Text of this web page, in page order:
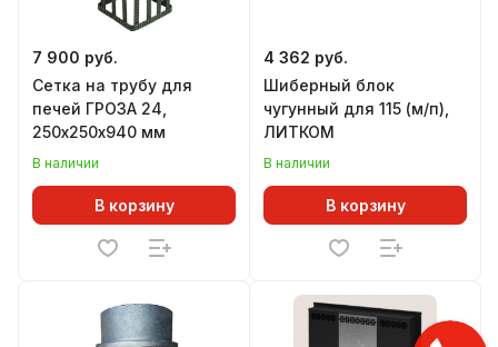
7 900 руб.
Сетка на трубу для
печей ГРОЗА 24,
250х250х940 мм
В наличии
В корзину
4 362 руб.
Шиберный блок
чугунный для 115 (м/п),
ЛИТКОМ
В наличии
В корзину